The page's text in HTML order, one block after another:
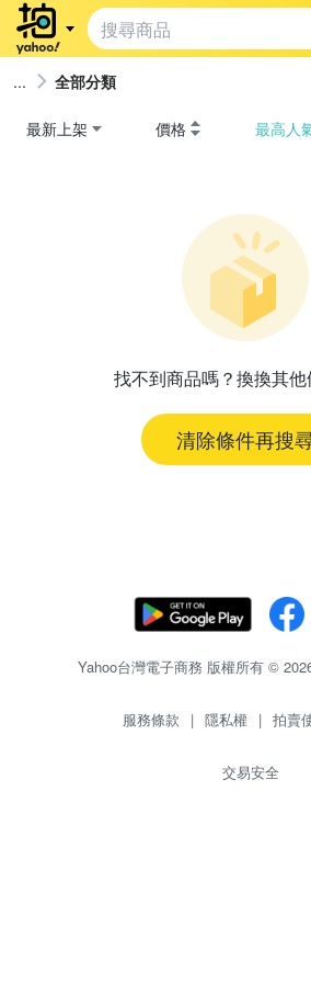
全部分類
最新上架 價格 最高人
找不到商品嗎？換換其他
清除條件再搜
Yahoo台灣電子商務 版權所有 ©
服務條款 | 隱私權 | 拍賣
交易安全